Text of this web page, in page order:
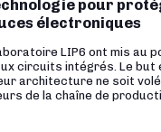
pour
électroniques
LIP6 ont mis au
circuits intégrés. Le but
architecture ne soit
de la chaîne de